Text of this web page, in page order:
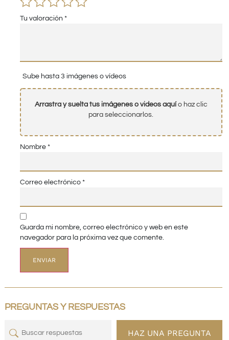
Tu valoración *
Sube hasta 3 imágenes o vídeos
Arrastra y suelta tus imágenes o videos aquío haz clic
para seleccionarlos.
Nombre *
Correo electrónico *
Guarda mi nombre, correo electrónico y web en este
navegador para la próxima vez que comente.
PREGUNTAS Y RESPUESTAS
HAZ UNA PREGUNTA